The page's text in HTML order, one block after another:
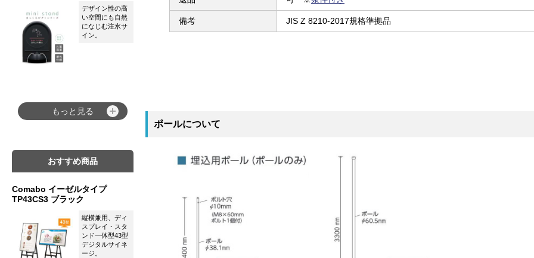
備考 JIS Z 8210-2017規格準拠品
ポールについて
デザイン性の高
い空間にも自然
になじむ注水サ
イン。
もっと見る
おすすめ商品
Comabo イーゼルタイプ
TP43CS3 ブラック
縦横兼用、ディ
スプレイ・スタ
ンド一体型43型
デジタルサイネ
ージ。